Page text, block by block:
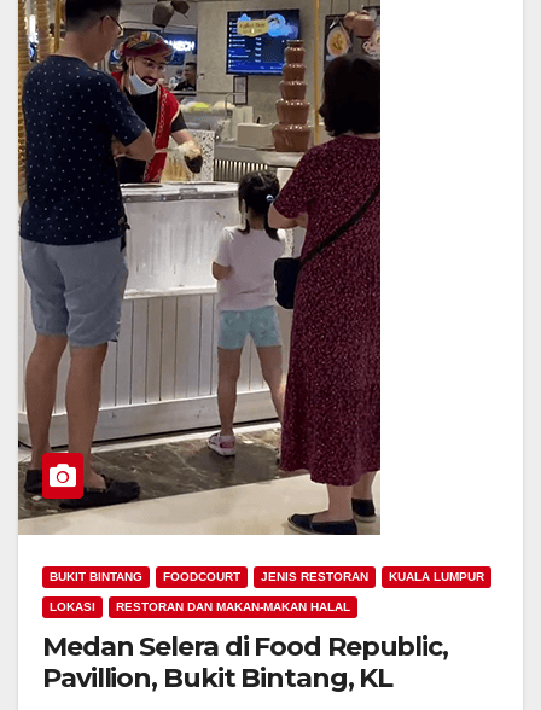
BUKIT BINTANG FOODCOURT JENIS RESTORAN KUALA LUMPUR
LOKASI RESTORAN DAN MAKAN-MAKAN HALAL
Medan Selera di Food Republic,
Pavillion, Bukit Bintang, KL